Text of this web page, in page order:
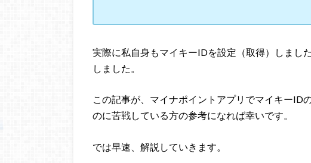
実際に私自身もマイキーIDを設定（取得）しまし
しました。
この記事が、マイナポイントアプリでマイキーID
のに苦戦している方の参考になれば幸いです。
では早速、解説していきます。